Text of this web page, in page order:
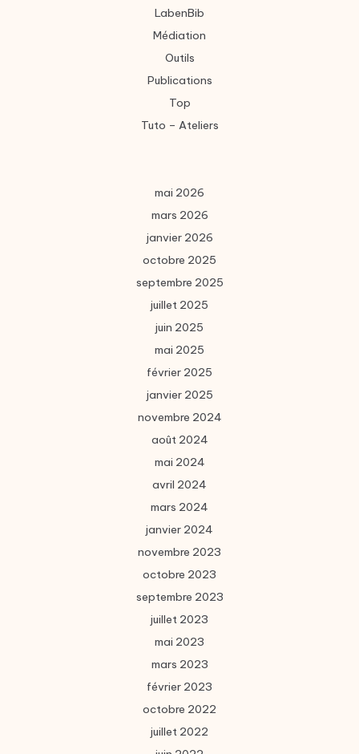
LabenBib
Médiation
Outils
Publications
Top
Tuto – Ateliers
mai 2026
mars 2026
janvier 2026
octobre 2025
septembre 2025
juillet 2025
juin 2025
mai 2025
février 2025
janvier 2025
novembre 2024
août 2024
mai 2024
avril 2024
mars 2024
janvier 2024
novembre 2023
octobre 2023
septembre 2023
juillet 2023
mai 2023
mars 2023
février 2023
octobre 2022
juillet 2022